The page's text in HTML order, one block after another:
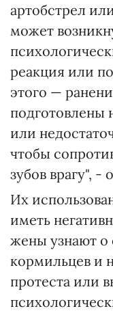
артобстрел
может
реакция или
этого —
или
чтобы
зубов врагу", -
Их
иметь
жены узнают о
кормильцев и
протеста или